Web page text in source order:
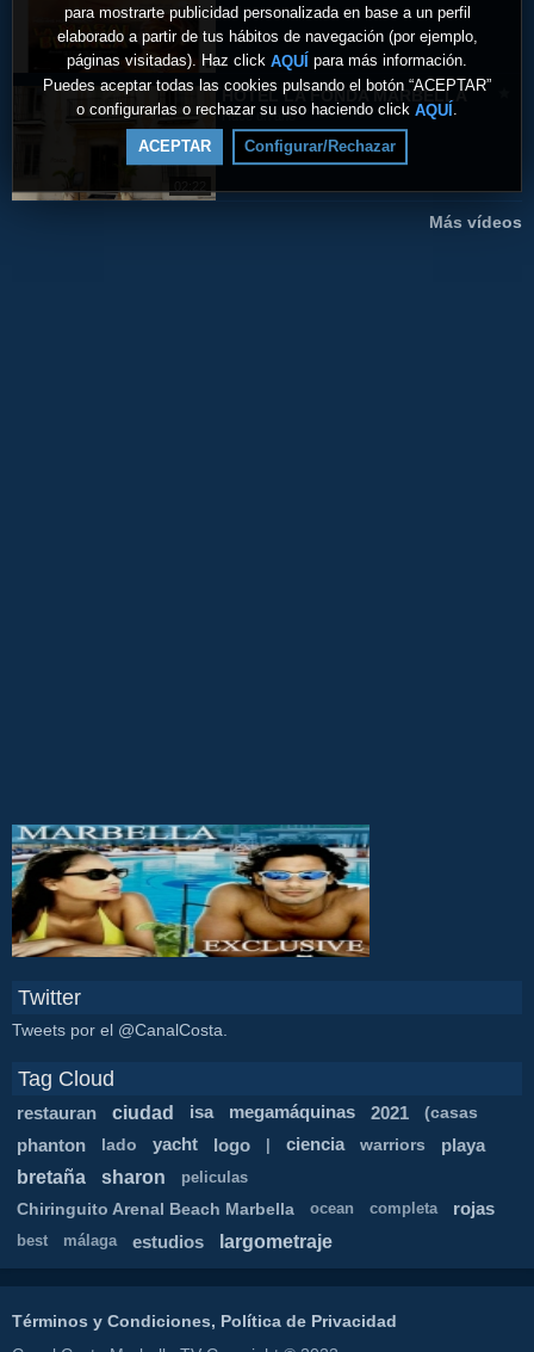
para mostrarte publicidad personalizada en base a un perfil
elaborado a partir de tus hábitos de navegación (por ejemplo,
páginas visitadas). Haz click AQUÍ para más información.
Puedes aceptar todas las cookies pulsando el botón “ACEPTAR”
o configurarlas o rechazar su uso haciendo click AQUÍ
ACEPTAR Configurar/Rechazar
HOTEL LA FONDA MARBELLA
Hace un año
Más vídeos
Twitter
Tweets por el @CanalCosta.
Tag Cloud
restauran ciudad isa megamáquinas 2021 (casas
phanton lado yacht logo ciencia warriors playa
bretaña sharon peliculas
Chiringuito Arenal Beach Marbella ocean completa rojas
best málaga estudios largometraje
Términos y Condiciones, Política de Privacidad